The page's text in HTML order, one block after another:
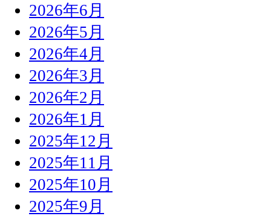
2026年6月
2026年5月
2026年4月
2026年3月
2026年2月
2026年1月
2025年12月
2025年11月
2025年10月
2025年9月